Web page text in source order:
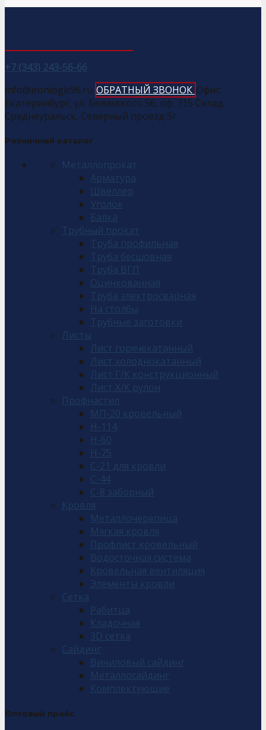
+7 (343) 243-56-66
info@ironlogic96.ru ОБРАТНЫЙ ЗВОНОК Офис:
Екатеринбург, ул. Белинского 56, оф. 715 Склад:
Среднеуральск, Северный проезд 5г
Розничный каталог
Металлопрокат
Арматура
Швеллер
Уголок
Балка
Трубный прокат
Труба профильная
Труба бесшовная
Труба ВГП
Оцинкованная
Труба электросварная
На столбы
Трубные заготовки
Листы
Лист горячекатанный
Лист холоднокатанный
Лист Г/К конструкционный
Лист Х/К рулон
Профнастил
МП-20 кровельный
Н-114
Н-60
Н-75
С-21 для кровли
С-44
С-8 заборный
Кровля
Металлочерепица
Мягкая кровля
Профлист кровельный
Водосточная система
Кровельная вентиляция
Элементы кровли
Сетка
Рабитца
Кладочная
3D сетка
Сайдинг
Виниловый сайдинг
Металлосайдинг
Комплектующие
Оптовый прайс